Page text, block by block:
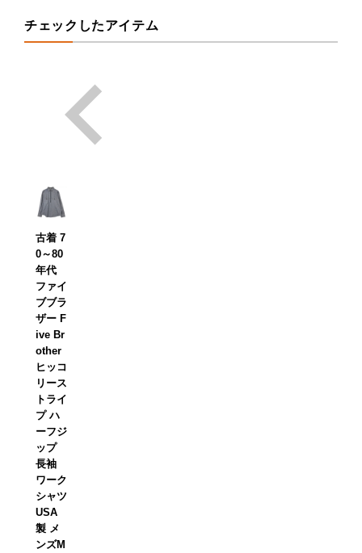
チェックしたアイテム
古着 7
0～80
年代
ファイ
ブブラ
ザー F
ive Br
other
ヒッコ
リース
トライ
プ ハ
ーフジ
ップ
長袖
ワーク
シャツ
USA
製 メ
ンズM